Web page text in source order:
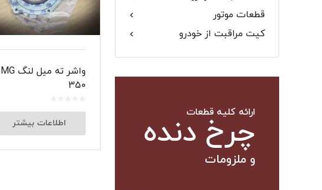
میل موج گیر
سیبک فرمان
قطعات موتور
کیت مراقبت از خودرو
ارائه کلیه قطعات
چرخ دنده
و ملزومات
واشر ته میل لنگ MG
350
اطلاعات بیشتر